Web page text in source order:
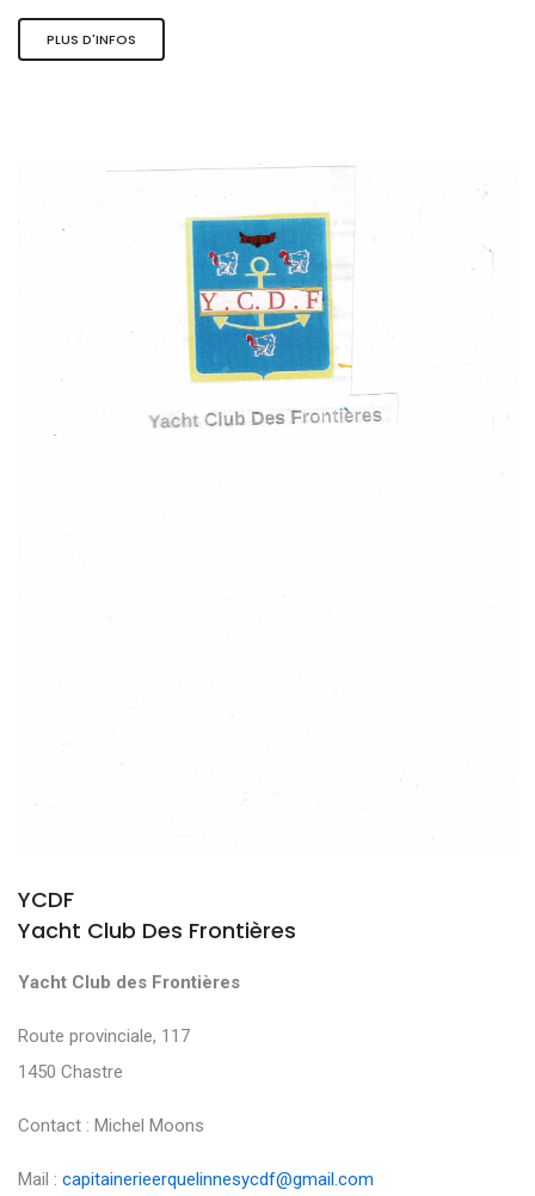
PLUS D'INFOS
YCDF
Yacht Club Des Frontières
Yacht Club des Frontières
Route provinciale, 117
1450 Chastre
Contact : Michel Moons
Mail : capitainerieerquelinnesycdf@gmail.com